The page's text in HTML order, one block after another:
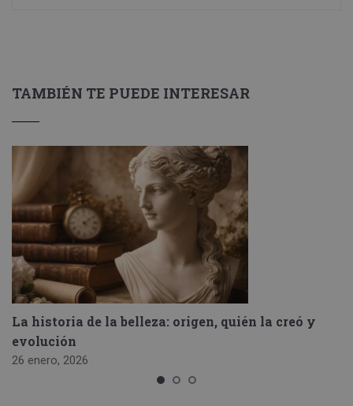
TAMBIÉN TE PUEDE INTERESAR
La historia de la belleza: origen, quién la creó y
evolución
26 enero, 2026